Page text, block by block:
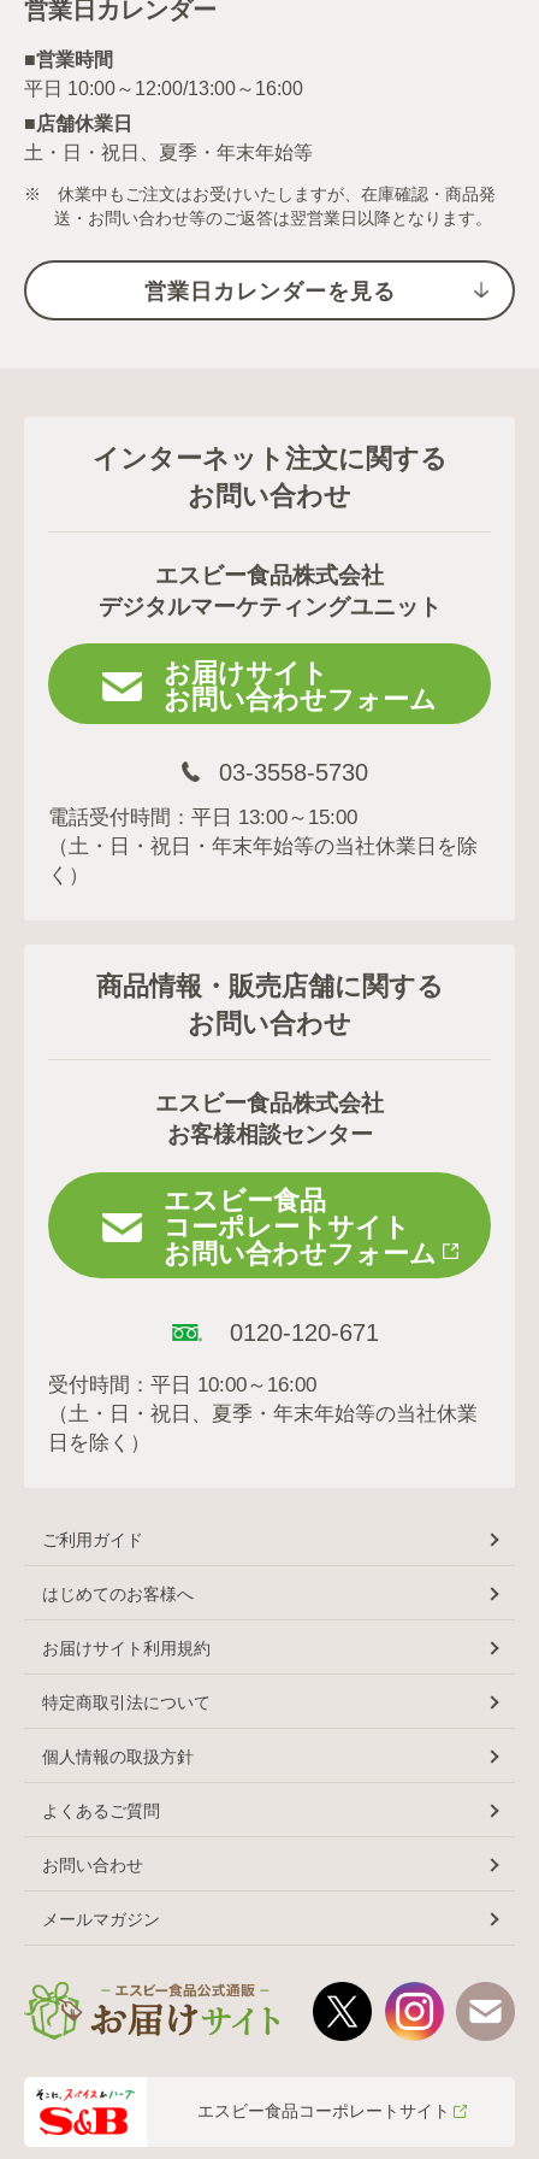
営業日カレンダー
■営業時間
■店舗休業日
土・日・祝日、夏季・年末年始等
※ 休業中もご注文はお受けいたしますが、在庫確認・商品発
送・お問い合わせ等のご返答は翌営業日以降となります。
営業日カレンダーを見る
インターネット注文に関する
お問い合わせ
エスビー食品株式会社
デジタルマーケティングユニット
お届けサイト
お問い合わせフォーム
03-3558-5730
電話受付時間：平日 13:00～15:00
（土・日・祝日・年末年始等の当社休業日を除
く）
商品情報・販売店舗に関する
お問い合わせ
エスビー食品株式会社
お客様相談センター
エスビー食品
コーポレートサイト
お問い合わせフォーム
0120-120-671
受付時間：平日 10:00～16:00
（土・日・祝日、夏季・年末年始等の当社休業
日を除く）
ご利用ガイド
はじめてのお客様へ
お届けサイト利用規約
特定商取引法について
個人情報の取扱方針
よくあるご質問
お問い合わせ
メールマガジン
エスビー食品コーポレートサイト